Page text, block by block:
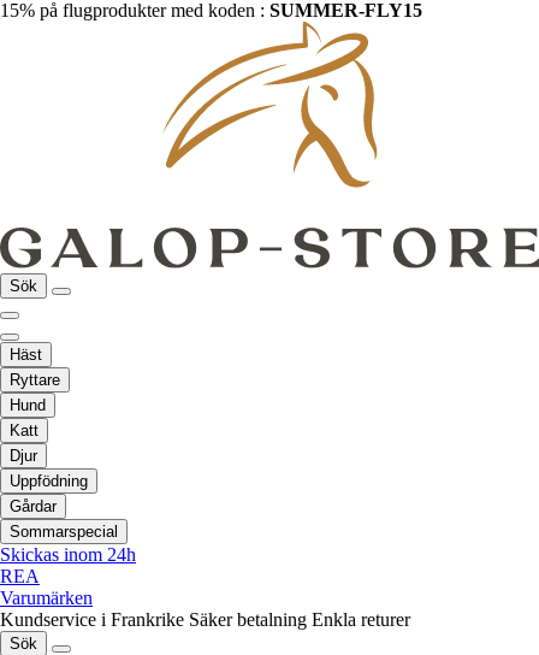
15% på flugprodukter med koden : SUMMER-FLY15
Sök
Häst
Ryttare
Hund
Katt
Djur
Uppfödning
Gårdar
Sommarspecial
Skickas inom 24h
REA
Varumärken
Kundservice i Frankrike Säker betalning Enkla returer
Sök